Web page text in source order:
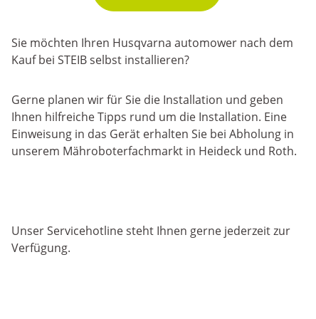
Sie möchten Ihren Husqvarna automower nach dem
Kauf bei STEIB selbst installieren?
Gerne planen wir für Sie die Installation und geben
Ihnen hilfreiche Tipps rund um die Installation. Eine
Einweisung in das Gerät erhalten Sie bei Abholung in
unserem Mähroboterfachmarkt in Heideck und Roth.
Unser Servicehotline steht Ihnen gerne jederzeit zur
Verfügung.